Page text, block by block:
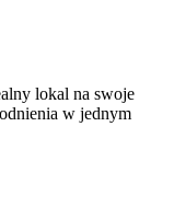
lokal na swoje
w jednym